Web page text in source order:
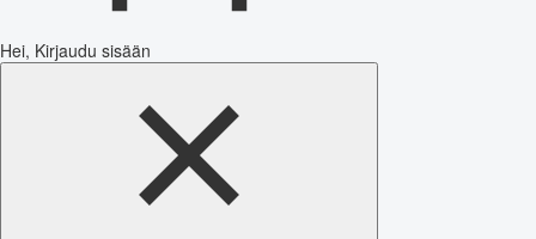
Hei, Kirjaudu sisään